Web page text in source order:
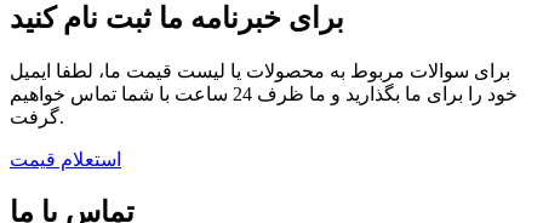
برای خبرنامه ما ثبت نام کنید
برای سوالات مربوط به محصولات یا لیست قیمت ما، لطفا ایمیل
خود را برای ما بگذارید و ما ظرف 24 ساعت با شما تماس خواهیم
گرفت.
استعلام قیمت
تماس با ما